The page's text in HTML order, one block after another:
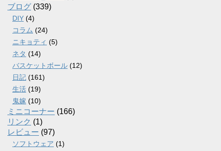
ブログ (339)
DIY (4)
コラム (24)
ニキョティ (5)
ネタ (14)
バスケットボール (12)
日記 (161)
生活 (19)
鬼嫁 (10)
ミニコーナー (166)
リンク (1)
レビュー (97)
ソフトウェア (1)